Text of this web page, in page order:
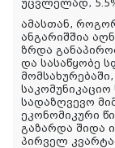
უცვლელად,
ამასთან,
ანგარიშშია
ზრდა
და სასაწყობე
საკომუნიკაციო
სადაზღვევო
ეკონომიკური
გაზარდა შიდა
პირველ